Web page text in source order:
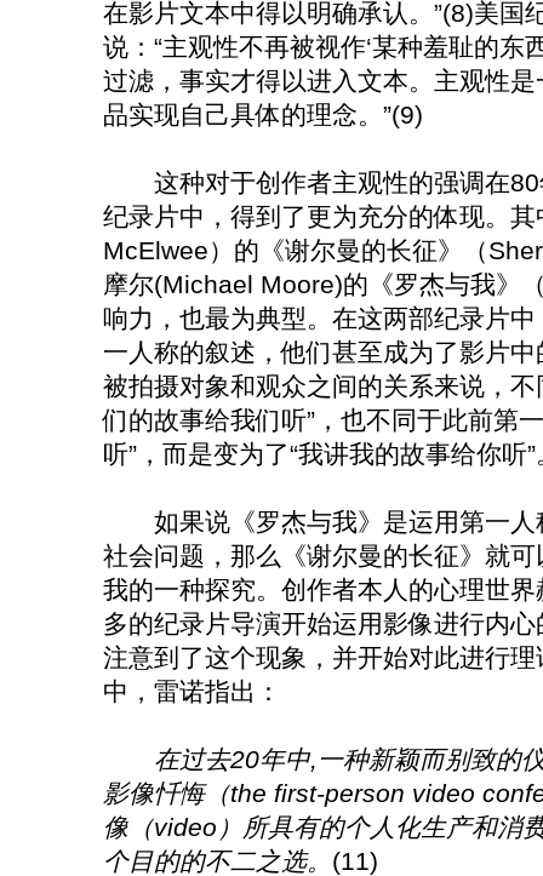
在影片文本中得以明确承认。”(8)美国
说：“主观性不再被视作‘某种羞耻的东
过滤，事实才得以进入文本。主观性
品实现自己具体的理念。”(9)
这种对于创作者主观性的强调在80
纪录片中，得到了更为充分的体现。
McElwee）的《谢尔曼的长征》（
摩尔(Michael Moore)的《罗杰与我》
响力，也最为典型。在这两部纪录片
一人称的叙述，他们甚至成为了影片
被拍摄对象和观众之间的关系来说，
们的故事给我们听”，也不同于此前第
听”，而是变为了“我讲我的故事给你听
如果说《罗杰与我》是运用第一人
社会问题，那么《谢尔曼的长征》就
我的一种探究。创作者本人的心理世
多的纪录片导演开始运用影像进行内
注意到了这个现象，并开始对此进行
中，雷诺指出：
在过去20年中,一种新颖而别致的
影像忏悔（the first-person video
像（video）所具有的个人化生产和消
个目的的不二之选。 (11)